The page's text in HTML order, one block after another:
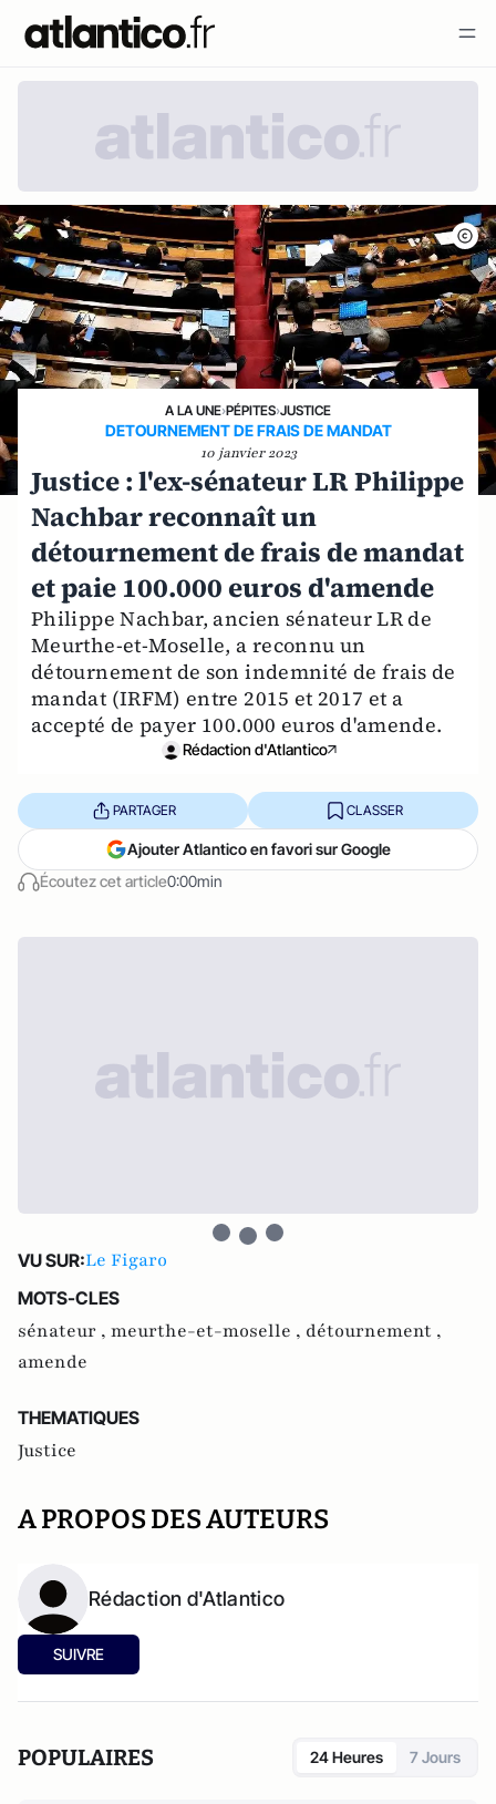
A LA UNE›PÉPITES›JUSTICE
DETOURNEMENT DE FRAIS DE MANDAT
10 janvier 2023
Justice : l'ex-sénateur LR Philippe
Nachbar reconnaît un
détournement de frais de mandat
et paie 100.000 euros d'amende
Philippe Nachbar, ancien sénateur LR de
Meurthe-et-Moselle, a reconnu un
détournement de son indemnité de frais de
mandat (IRFM) entre 2015 et 2017 et a
accepté de payer 100.000 euros d'amende.
Rédaction d'Atlantico
Écoutez cet article0:00min
PARTAGER CLASSER
Ajouter Atlantico en favori sur Google
VU SUR:Le Figaro
MOTS-CLES
sénateur , meurthe-et-moselle , détournement ,
amende
THEMATIQUES
Justice
A PROPOS DES AUTEURS
Rédaction d'Atlantico
SUIVRE
POPULAIRES 24 Heures 7 Jours